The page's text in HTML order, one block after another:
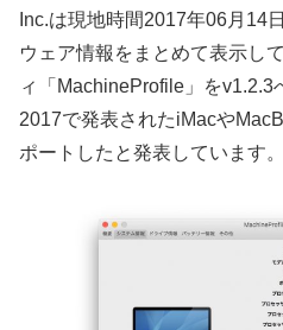
Inc.は現地時間2017年06月14
ウェア情報をまとめて表示し
ィ「MachineProfile」を
2017で発表されたiMacや
ポートしたと発表しています。